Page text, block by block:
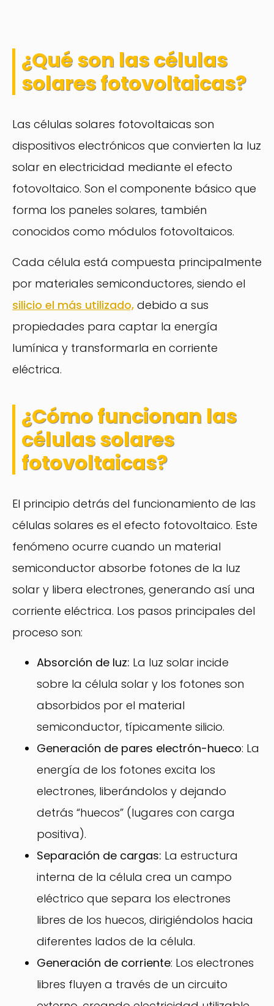
¿Qué son las células
solares fotovoltaicas?
Las células solares fotovoltaicas son
dispositivos electrónicos que convierten la luz
solar en electricidad mediante el efecto
fotovoltaico. Son el componente básico que
forma los paneles solares, también
conocidos como módulos fotovoltaicos.
Cada célula está compuesta principalmente
por materiales semiconductores, siendo el
silicio el más utilizado, debido a sus
propiedades para captar la energía
lumínica y transformarla en corriente
eléctrica.
¿Cómo funcionan las
células solares
fotovoltaicas?
El principio detrás del funcionamiento de las
células solares es el efecto fotovoltaico. Este
fenómeno ocurre cuando un material
semiconductor absorbe fotones de la luz
solar y libera electrones, generando así una
corriente eléctrica. Los pasos principales del
proceso son:
Absorción de luz: La luz solar incide
sobre la célula solar y los fotones son
absorbidos por el material
semiconductor, típicamente silicio.
Generación de pares electrón-hueco: La
energía de los fotones excita los
electrones, liberándolos y dejando
detrás “huecos” (lugares con carga
positiva).
Separación de cargas: La estructura
interna de la célula crea un campo
eléctrico que separa los electrones
libres de los huecos, dirigiéndolos hacia
diferentes lados de la célula.
Generación de corriente: Los electrones
libres fluyen a través de un circuito